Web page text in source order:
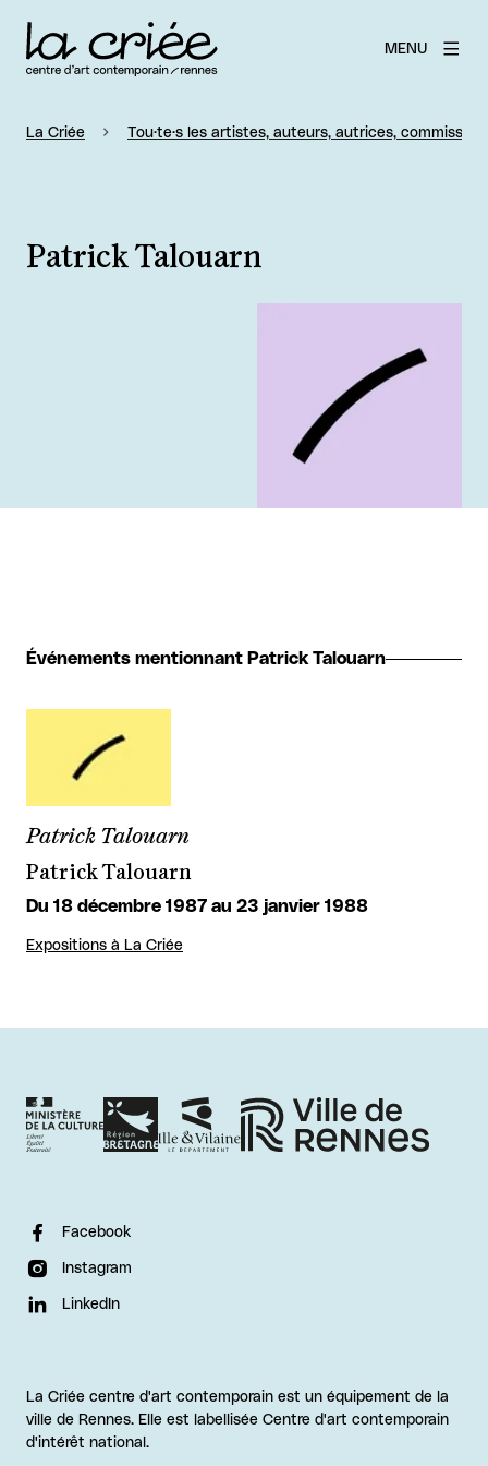
MENU
La Criée Tou·te·s les artistes, auteurs, autrices,
Patrick Talouarn
Événements mentionnant Patrick Talouarn
Patrick Talouarn
Patrick Talouarn
Du 18 décembre 1987 au 23 janvier 1988
Expositions à La Criée
Facebook
Instagram
LinkedIn
La Criée centre d'art contemporain est un équipement de la
ville de Rennes. Elle est labellisée Centre d'art contemporain
d'intérêt national.